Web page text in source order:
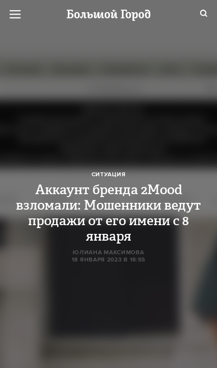
СИТУАЦИЯ
Аккаунт бренда 2Mood
взломали: Мошенники ведут
продажи от его имени с 8
января
ЮЛИАНА МАКСИМОВА
18 ЯНВАРЯ 2023 В 18:55